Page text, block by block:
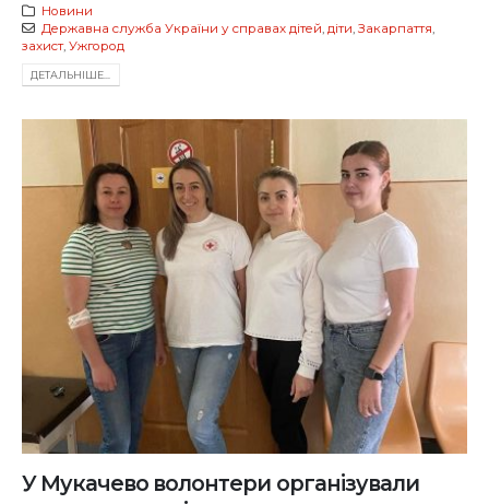
Новини
Державна служба України у справах дітей діти Закарпаття
захист, Ужгород
ДЕТАЛЬНIШЕ...
У Мукачево волонтери організували